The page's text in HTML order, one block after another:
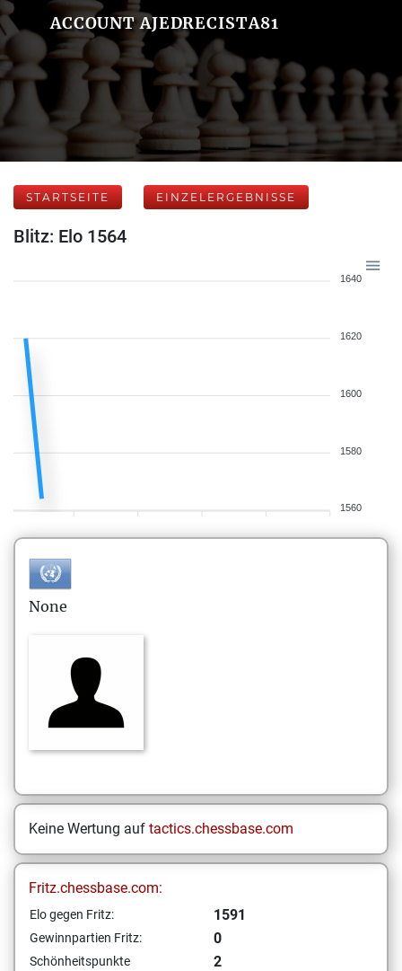
ACCOUNT AJEDRECISTA81
STARTSEITE EINZELERGEBNISSE
Blitz: Elo 1564
1640
1620
1600
1580
1560
None
Keine Wertung auf tactics.chessbase.com
Fritz.chessbase.com:
Elo gegen Fritz: 1591
Gewinnpartien Fritz: 0
Schönheitspunkte
2